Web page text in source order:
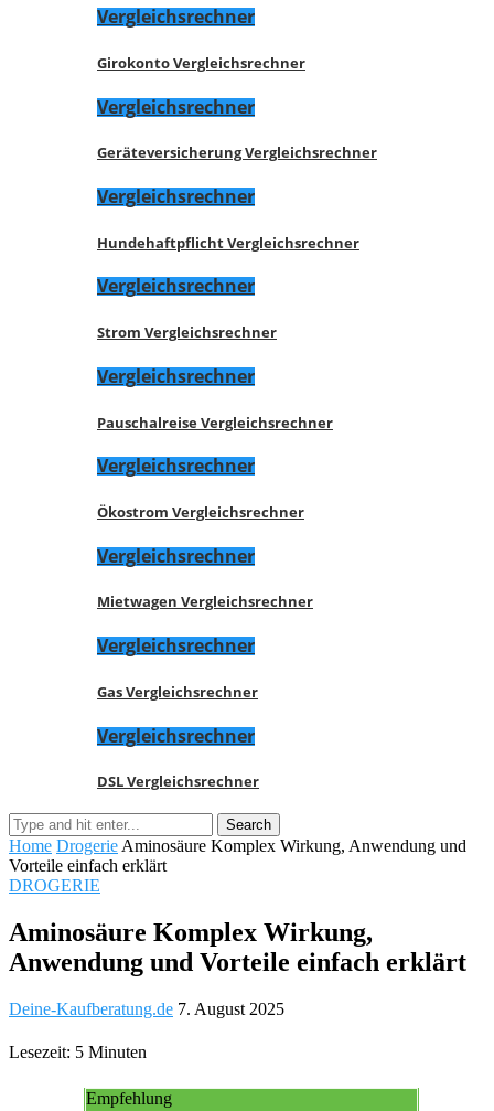
Vergleichsrechner
Girokonto Vergleichsrechner
Vergleichsrechner
Geräteversicherung Vergleichsrechner
Vergleichsrechner
Hundehaftpflicht Vergleichsrechner
Vergleichsrechner
Strom Vergleichsrechner
Vergleichsrechner
Pauschalreise Vergleichsrechner
Vergleichsrechner
Ökostrom Vergleichsrechner
Vergleichsrechner
Mietwagen Vergleichsrechner
Vergleichsrechner
Gas Vergleichsrechner
Vergleichsrechner
DSL Vergleichsrechner
Home Drogerie Aminosäure Komplex Wirkung, Anwendung und
Vorteile einfach erklärt
DROGERIE
Aminosäure Komplex Wirkung,
Anwendung und Vorteile einfach erklärt
Deine-Kaufberatung.de 7. August 2025
Lesezeit: 5 Minuten
Empfehlung